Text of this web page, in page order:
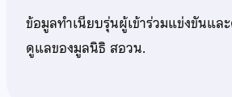
ข้อมูลทำเนียบรุ่นผู้เข้าร่วมแข่งขันแล
ดูแลของมูลนิธิ สอวน.